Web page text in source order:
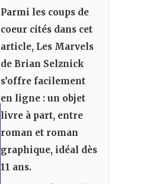
Parmi les coups de
coeur cités dans cet
article, Les Marvels
de Brian Selznick
s’offre facilement
en ligne : un objet
livre à part, entre
roman et roman
graphique, idéal dès
11 ans.